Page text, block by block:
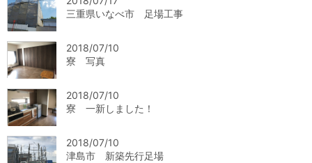
三重県いなべ市 足場工事
2018/07/10
寮 写真
2018/07/10
寮 一新しました！
2018/07/10
津島市 新築先行足場